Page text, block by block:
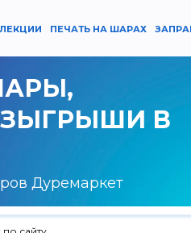
ПЕЧАТЬ НА ШАРАХ
В
Дуремаркет